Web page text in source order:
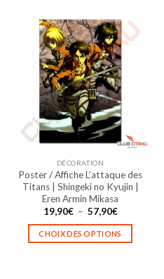
a
plusieurs
variations.
Les
options
peuvent
être
choisies
sur
page
du
produit
DÉCORATION
Poster / Affiche L’attaque des
Titans | Shingeki no Kyujin |
Eren Armin Mikasa
19,90€ – 57,90€Plage
prix :
19,90€
CHOIX DES OPTIONS